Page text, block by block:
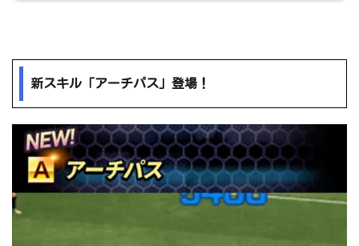
新スキル「アーチパス」登場！